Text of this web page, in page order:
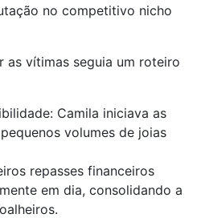
no competitivo nicho
as vítimas seguia um roteiro
Camila iniciava as
volumes de joias
repasses financeiros
em dia, consolidando a